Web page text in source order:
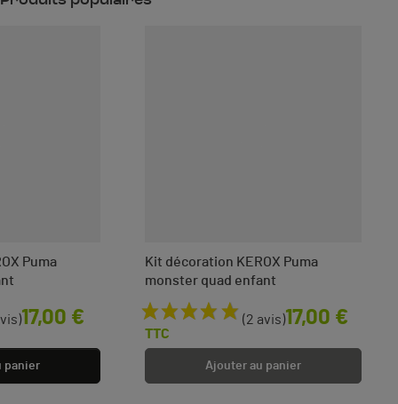
Puma
17,00 €
panier
Kit décoration KEROX Puma
monster quad enfant
(2 avis)
Prix 17,00 €
TTC
Ajouter au panier